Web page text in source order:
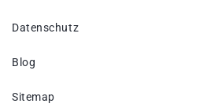
Datenschutz
Blog
Sitemap